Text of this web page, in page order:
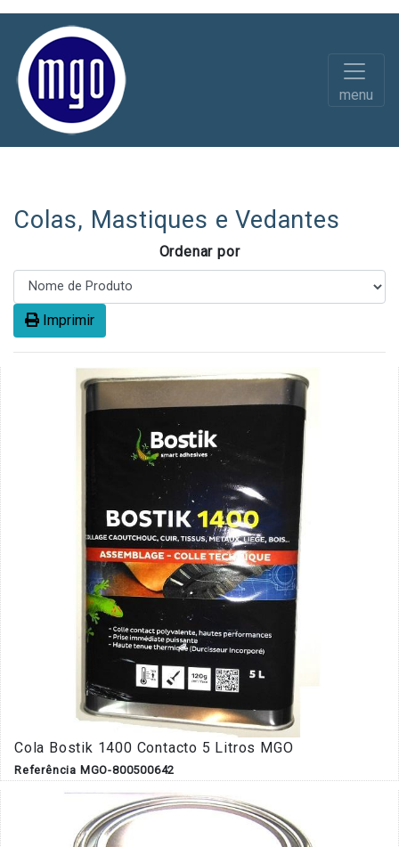
menu
Colas, Mastiques e Vedantes
Ordenar por
Imprimir
Cola Bostik 1400 Contacto 5 Litros MGO
Referência MGO-800500642